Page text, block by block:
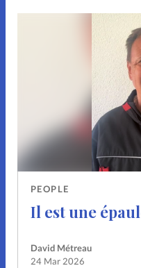
PEOPLE
Il est une
David Métreau
24 Mar 2026